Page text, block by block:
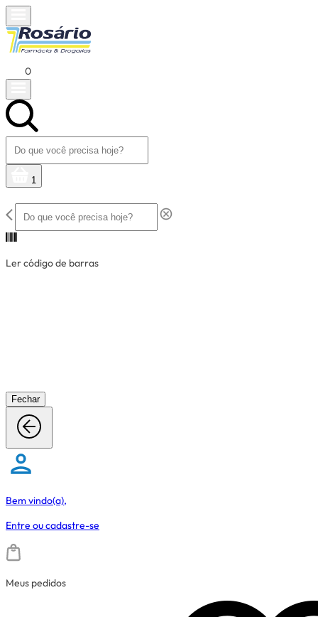
0
1
Ler código de barras
Fechar
Bem vindo(a),
Entre oucadastre-se
Meus pedidos